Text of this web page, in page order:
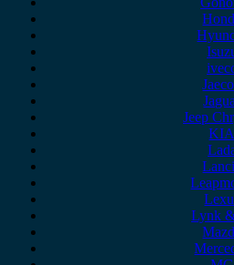
Jeep
KIA
Lynk